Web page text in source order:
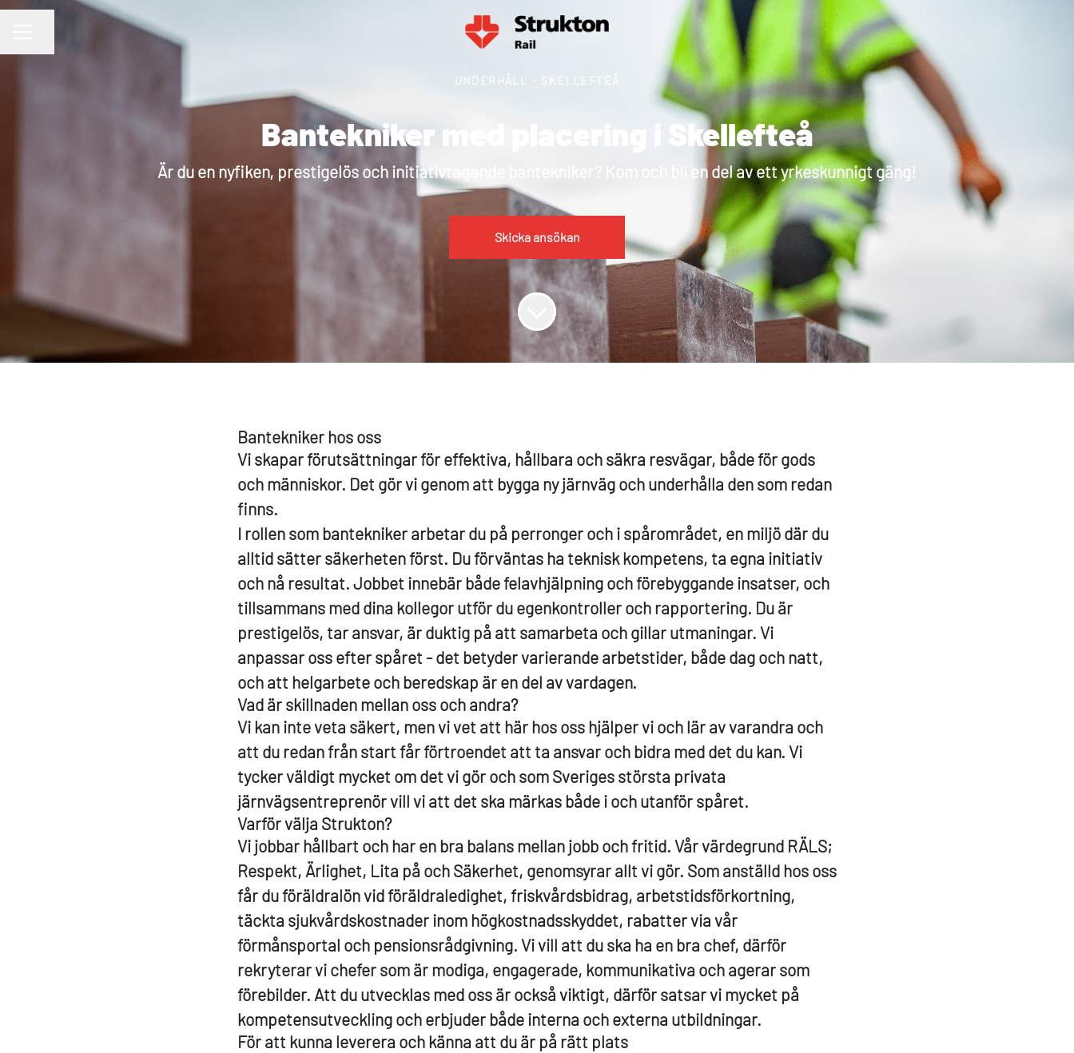
KARRIÄRMENY
Dela sidan
UNDERHÅLL · SKELLEFTEÅ
Bantekniker med placering i Skellefteå
Är du en nyfiken, prestigelös och initiativtagande bantekniker? Kom och bli en del av ett yrkeskunnigt gäng!
Skicka ansökan
Bantekniker hos oss
Vi skapar förutsättningar för effektiva, hållbara och säkra resvägar, både för gods
och människor. Det gör vi genom att bygga ny järnväg och underhålla den som redan
finns.
I rollen som bantekniker arbetar du på perronger och i spårområdet, en miljö där du
alltid sätter säkerheten först. Du förväntas ha teknisk kompetens, ta egna initiativ
och nå resultat. Jobbet innebär både felavhjälpning och förebyggande insatser, och
tillsammans med dina kollegor utför du egenkontroller och rapportering. Du är
prestigelös, tar ansvar, är duktig på att samarbeta och gillar utmaningar. Vi
anpassar oss efter spåret - det betyder varierande arbetstider, både dag och natt,
och att helgarbete och beredskap är en del av vardagen.
Vad är skillnaden mellan oss och andra?
Vi kan inte veta säkert, men vi vet att här hos oss hjälper vi och lär av varandra och
att du redan från start får förtroendet att ta ansvar och bidra med det du kan. Vi
tycker väldigt mycket om det vi gör och som Sveriges största privata
järnvägsentreprenör vill vi att det ska märkas både i och utanför spåret.
Varför välja Strukton?
Vi jobbar hållbart och har en bra balans mellan jobb och fritid. Vår värdegrund RÄLS;
Respekt, Ärlighet, Lita på och Säkerhet, genomsyrar allt vi gör. Som anställd hos oss
får du föräldralön vid föräldraledighet, friskvårdsbidrag, arbetstidsförkortning,
täckta sjukvårdskostnader inom högkostnadsskyddet, rabatter via vår
förmånsportal och pensionsrådgivning. Vi vill att du ska ha en bra chef, därför
rekryterar vi chefer som är modiga, engagerade, kommunikativa och agerar som
förebilder. Att du utvecklas med oss är också viktigt, därför satsar vi mycket på
kompetensutveckling och erbjuder både interna och externa utbildningar.
För att kunna leverera och känna att du är på rätt plats